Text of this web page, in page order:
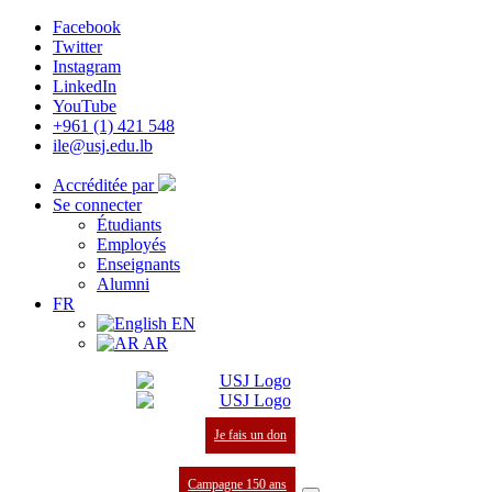
Facebook
Twitter
Instagram
LinkedIn
YouTube
+961 (1) 421 548
ile@usj.edu.lb
Accréditée par
Se connecter
Étudiants
Employés
Enseignants
Alumni
FR
EN
AR
Je fais un don
Campagne 150 ans